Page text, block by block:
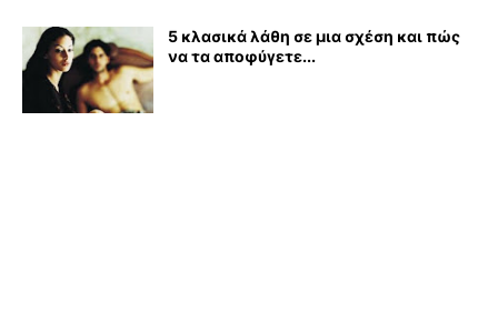
5 κλασικά λάθη σε μια σχέση και πώς
να τα αποφύγετε...